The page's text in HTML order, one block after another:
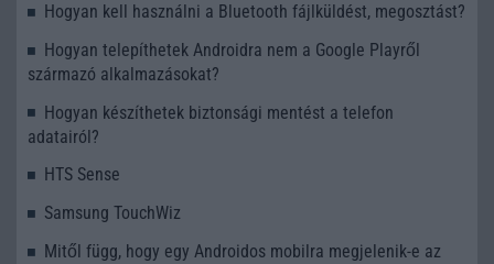
Hogyan kell használni a Bluetooth fájlküldést, megosztást?
Hogyan telepíthetek Androidra nem a Google Playről
származó alkalmazásokat?
Hogyan készíthetek biztonsági mentést a telefon
adatairól?
HTS Sense
Samsung TouchWiz
Mitől függ, hogy egy Androidos mobilra megjelenik-e az